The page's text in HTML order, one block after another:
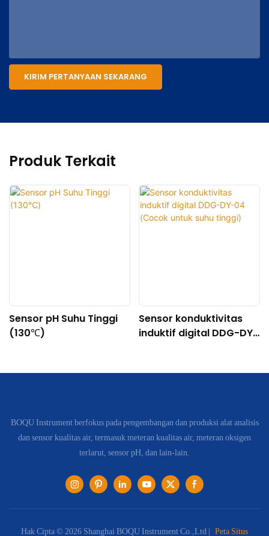
KIRIM PERTANYAAN SEKARANG
Produk Terkait
Sensor pH Suhu Tinggi
(130℃)
Sensor konduktivitas
induktif digital DDG-DY-
BOQU Instrument berfokus pada pengembangan dan produksi alat analisis
dan sensor kualitas air, termasuk meteran kualitas air, meteran oksigen
terlarut, sensor pH, dan lain-lain.
Hak Cipta © 2026 Shanghai BOQU Instrument Co.,Ltd | Peta Situs